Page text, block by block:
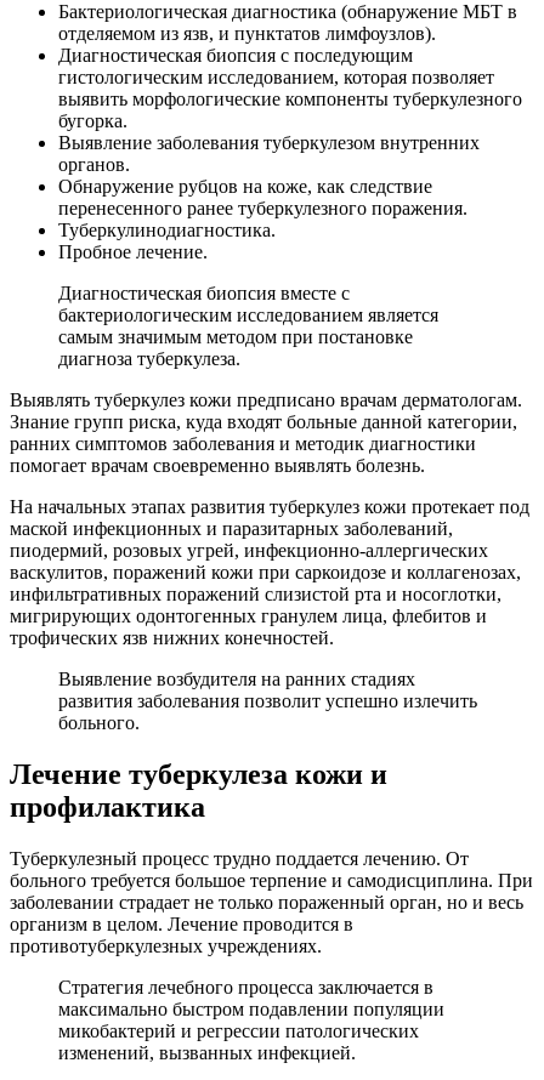
Бактериологическая диагностика (обнаружение МБТ в
отделяемом из язв, и пунктатов лимфоузлов).
Диагностическая биопсия с последующим
гистологическим исследованием, которая позволяет
выявить морфологические компоненты туберкулезного
бугорка.
Выявление заболевания туберкулезом внутренних
органов.
Обнаружение рубцов на коже, как следствие
перенесенного ранее туберкулезного поражения.
Туберкулинодиагностика.
Пробное лечение.
Диагностическая биопсия вместе с
бактериологическим исследованием является
самым значимым методом при постановке
диагноза туберкулеза.
Выявлять туберкулез кожи предписано врачам дерматологам.
Знание групп риска, куда входят больные данной категории,
ранних симптомов заболевания и методик диагностики
помогает врачам своевременно выявлять болезнь.
На начальных этапах развития туберкулез кожи протекает под
маской инфекционных и паразитарных заболеваний,
пиодермий, розовых угрей, инфекционно-аллергических
васкулитов, поражений кожи при саркоидозе и коллагенозах,
инфильтративных поражений слизистой рта и носоглотки,
мигрирующих одонтогенных гранулем лица, флебитов и
трофических язв нижних конечностей.
Выявление возбудителя на ранних стадиях
развития заболевания позволит успешно излечить
больного.
Лечение туберкулеза кожи и
профилактика
Туберкулезный процесс трудно поддается лечению. От
больного требуется большое терпение и самодисциплина. При
заболевании страдает не только пораженный орган, но и весь
организм в целом. Лечение проводится в
противотуберкулезных учреждениях.
Стратегия лечебного процесса заключается в
максимально быстром подавлении популяции
микобактерий и регрессии патологических
изменений, вызванных инфекцией.